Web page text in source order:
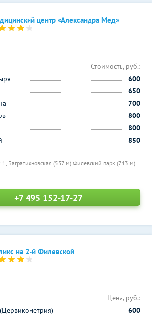
центр «Александра Мед»
Багратионовская (557 м) Филевский парк (743 м)
Стоимость, руб.:
600
650
700
800
800
850
+7 495 152-17-27
на 2-й Филевской
Цена, руб.:
600